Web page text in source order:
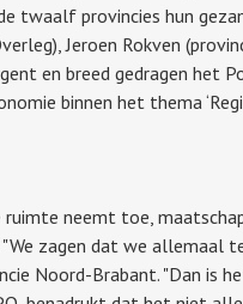
twaalf provincies hun
Jeroen Rokven
en breed gedragen het
binnen het thema
neemt toe,
zagen dat we allemaal
Noord-Brabant. "Dan is